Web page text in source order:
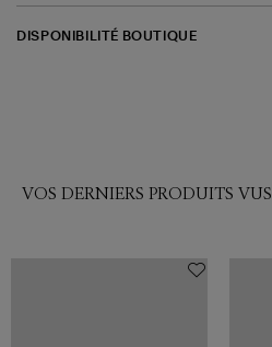
DISPONIBILITÉ BOUTIQUE
VOS DERNIERS PRODUITS VUS